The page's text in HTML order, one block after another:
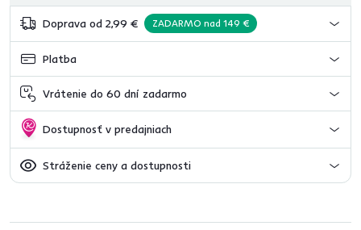
Doprava od 2,99 € ZADARMO nad 149 €
Platba
Vrátenie do 60 dní zadarmo
Dostupnosť v predajniach
Stráženie ceny a dostupnosti